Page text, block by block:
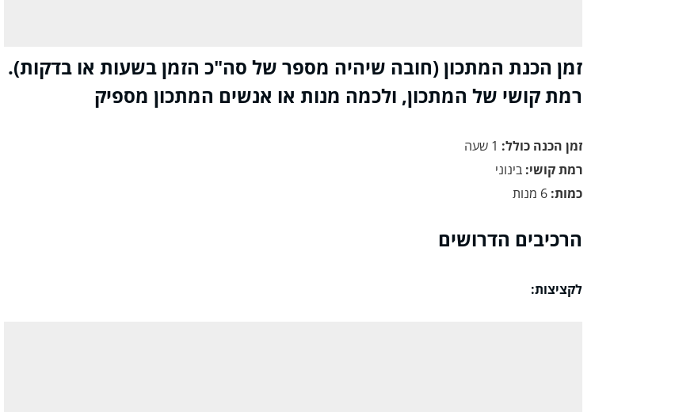
זמן הכנת המתכון (חובה שיהיה מספר של סה"כ הזמן בשעות או בדקות).
רמת קושי של המתכון, ולכמה מנות או אנשים המתכון מספיק
זמן הכנה כולל:
רמת קושי: בינוני
כמות:
הרכיבים הדרושים
לקציצות: